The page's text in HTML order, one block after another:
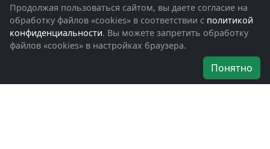
Фотоальбомы
Обращения граждан
Помощь участникам СВО и их семьям
Об организации
Наши награды
Продолжая пользоваться сайтом, вы даете согласие на
обработку файлов «cookies» в соответствии с политикой
конфиденциальности. Вы можете запретить обработку
файлов «cookies» в настройках браузера.
Понятно